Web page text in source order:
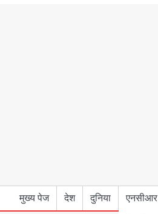
मुख्य पेज देश दुनिया
एनसीआर